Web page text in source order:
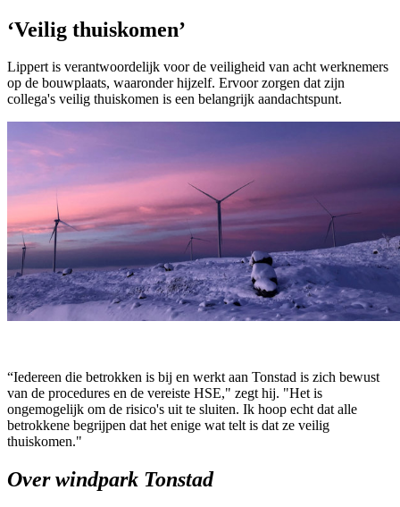
‘Veilig thuiskomen’
Lippert is verantwoordelijk voor de veiligheid van acht werknemers
op de bouwplaats, waaronder hijzelf. Ervoor zorgen dat zijn
collega's veilig thuiskomen is een belangrijk aandachtspunt.
“Iedereen die betrokken is bij en werkt aan Tonstad is zich bewust
van de procedures en de vereiste HSE," zegt hij. "Het is
ongemogelijk om de risico's uit te sluiten. Ik hoop echt dat alle
betrokkene begrijpen dat het enige wat telt is dat ze veilig
thuiskomen."
Over windpark Tonstad